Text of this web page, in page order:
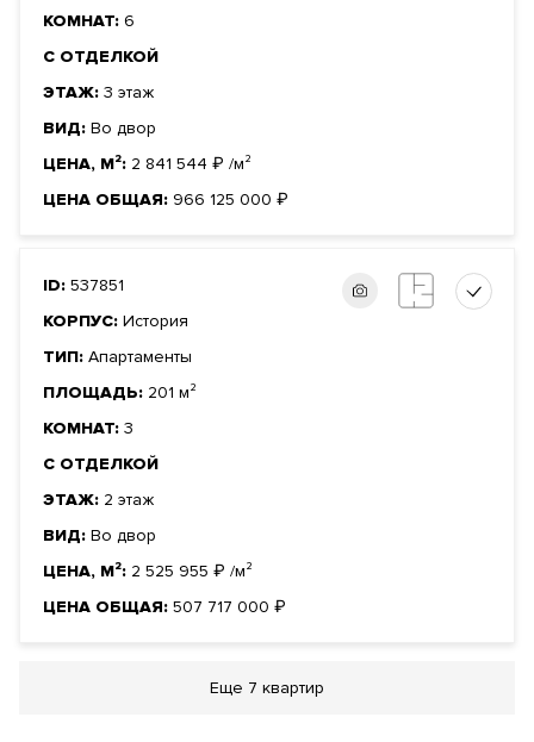
КОМНАТ: 6
С ОТДЕЛКОЙ
ЭТАЖ: 3 этаж
ВИД: Во двор
ЦЕНА, М²: 2 841 544 ₽ /м²
ЦЕНА ОБЩАЯ: 966 125 000 ₽
ID: 537851
КОРПУС: История
ТИП: Апартаменты
ПЛОЩАДЬ: 201 м²
КОМНАТ: 3
С ОТДЕЛКОЙ
ЭТАЖ: 2 этаж
ВИД: Во двор
ЦЕНА, М²: 2 525 955 ₽ /м²
ЦЕНА ОБЩАЯ: 507 717 000 ₽
Еще 7 квартир